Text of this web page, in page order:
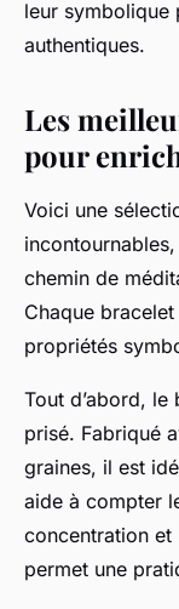
leur symbolique
authentiques.
Les
pour
Voici une
chemin de
Chaque
propriétés
Tout d’abord,
prisé. Fabriqué
graines, il est
aide à compter
concentration
permet une